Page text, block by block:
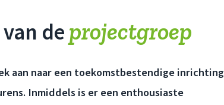
deprojectgroep
aan naar een toekomstbestendige inrichting
Inmiddels is er een enthousiaste